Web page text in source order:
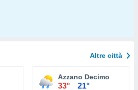
Altre città
Azzano Decimo
33° 21°